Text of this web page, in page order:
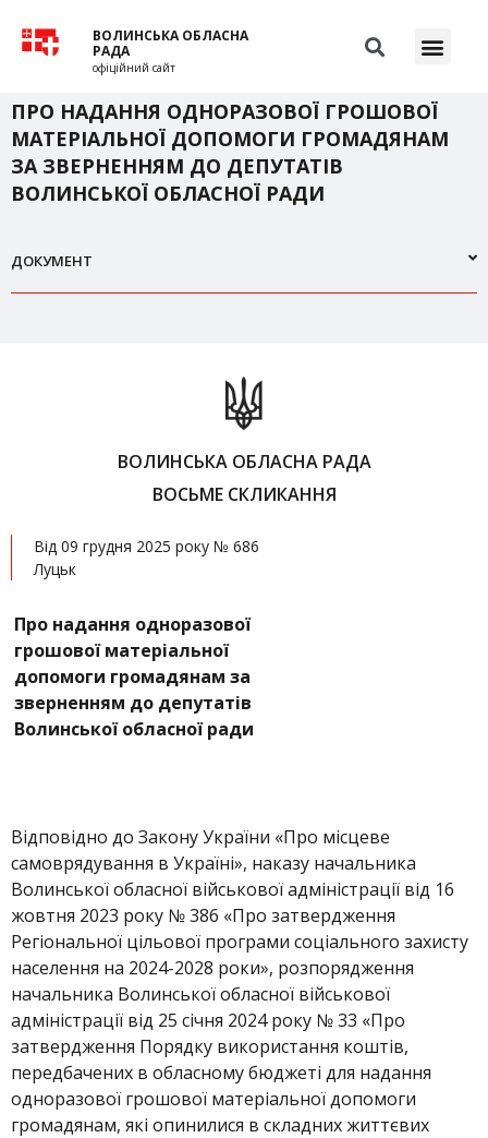
ВОЛИНСЬКА ОБЛАСНА
РАДА
офіційний сайт
ПРО НАДАННЯ ОДНОРАЗОВОЇ ГРОШОВОЇ
МАТЕРІАЛЬНОЇ ДОПОМОГИ ГРОМАДЯНАМ
ЗА ЗВЕРНЕННЯМ ДО ДЕПУТАТІВ
ВОЛИНСЬКОЇ ОБЛАСНОЇ РАДИ
ДОКУМЕНТ
ВОЛИНСЬКА ОБЛАСНА РАДА
ВОСЬМЕ СКЛИКАННЯ
Від 09 грудня 2025 року № 686
Луцьк
Про надання одноразової
грошової матеріальної
допомоги громадянам за
зверненням до депутатів
Волинської обласної ради
Відповідно до Закону України «Про місцеве
самоврядування в Україні», наказу начальника
Волинської обласної військової адміністрації від 16
жовтня 2023 року № 386 «Про затвердження
Регіональної цільової програми соціального захисту
населення на 2024-2028 роки», розпорядження
начальника Волинської обласної військової
адміністрації від 25 січня 2024 року № 33 «Про
затвердження Порядку використання коштів,
передбачених в обласному бюджеті для надання
одноразової грошової матеріальної допомоги
громадянам, які опинилися в складних життєвих